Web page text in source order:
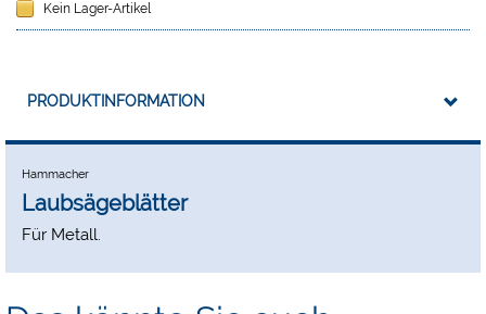
Kein Lager-Artikel
PRODUKTINFORMATION
Hammacher
Laubsägeblätter
Für Metall.